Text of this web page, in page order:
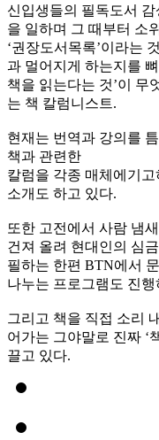
신입생들의 필독도서
을 일하며 그 때부터 소
‘권장도서목록’이라는
과 멀어지게 하는지를
책을 읽는다는 것’이 무
는 책 칼럼니스트.
현재는 번역과 강의를
책과 관련한
칼럼을 각종 매체에기
소개도 하고 있다.
또한 고전에서 사람 냄
건져 올려 현대인의 심
필하는 한편 BTN에서
나누는 프로그램도 진행
그리고 책을 직접 소리
어가는 그야말로 진짜 ‘
끌고 있다.